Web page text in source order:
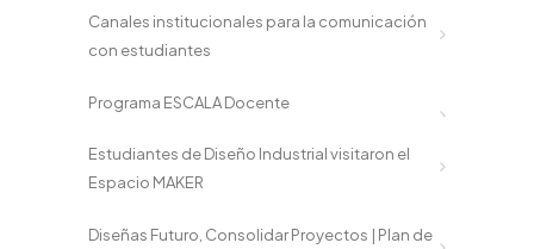
Canales institucionales para la comunicación
con estudiantes
Programa ESCALA Docente
Estudiantes de Diseño Industrial visitaron el
Espacio MAKER
Diseñas Futuro, Consolidar Proyectos | Plan de